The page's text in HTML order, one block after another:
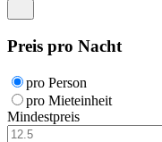
Preis pro Nacht
pro Person
pro Mieteinheit
Mindestpreis